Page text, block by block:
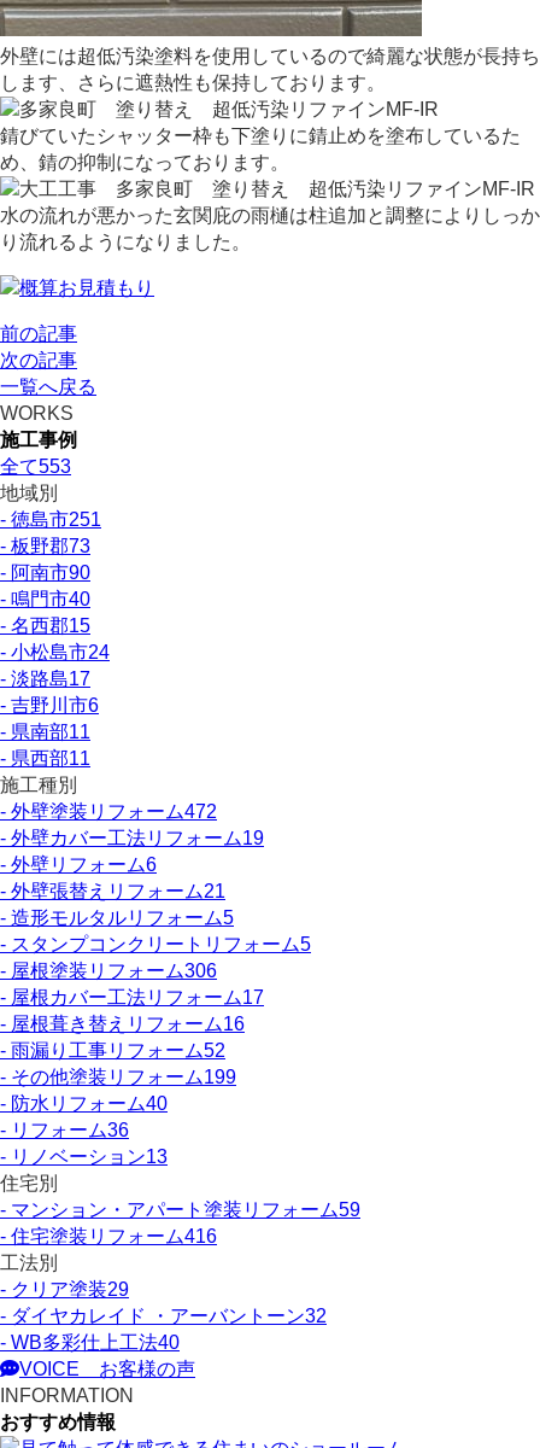
外壁には超低汚染塗料を使用しているので綺麗な状態が長持ち
します、さらに遮熱性も保持しております。
錆びていたシャッター枠も下塗りに錆止めを塗布しているた
め、錆の抑制になっております。
水の流れが悪かった玄関庇の雨樋は柱追加と調整によりしっか
り流れるようになりました。
前の記事
次の記事
一覧へ戻る
WORKS
施工事例
全て553
地域別
- 徳島市251
- 板野郡73
- 阿南市90
- 鳴門市40
- 名西郡15
- 小松島市24
- 淡路島17
- 吉野川市6
- 県南部11
- 県西部11
施工種別
- 外壁塗装リフォーム472
- 外壁カバー工法リフォーム19
- 外壁リフォーム6
- 外壁張替えリフォーム21
- 造形モルタルリフォーム5
- スタンプコンクリートリフォーム5
- 屋根塗装リフォーム306
- 屋根カバー工法リフォーム17
- 屋根葺き替えリフォーム16
- 雨漏り工事リフォーム52
- その他塗装リフォーム199
- 防水リフォーム40
- リフォーム36
- リノベーション13
住宅別
- マンション・アパート塗装リフォーム59
- 住宅塗装リフォーム416
工法別
- クリア塗装29
- ダイヤカレイド ・アーバントーン32
- WB多彩仕上工法40
VOICE
お客様の声
INFORMATION
おすすめ情報